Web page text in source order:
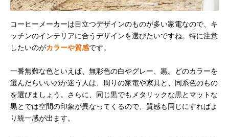
コーヒーメーカーは目立つデザインのものが多い家電なので、キ
ッチンのインテリアに合うデザインを選びたいですね。特に注意
したいのがカラーや質感です。
一番無難な色といえば、無彩色の白やグレー、黒。どのカラーを
選んだらいいのか迷う人は、周りの家電や家具と、同系色のもの
を選びましょう。さらに、同じ黒でもメタリックな黒とマットな
黒とでは空間の印象が異なってくるので、質感も同じにすればよ
り統一感が出ます。